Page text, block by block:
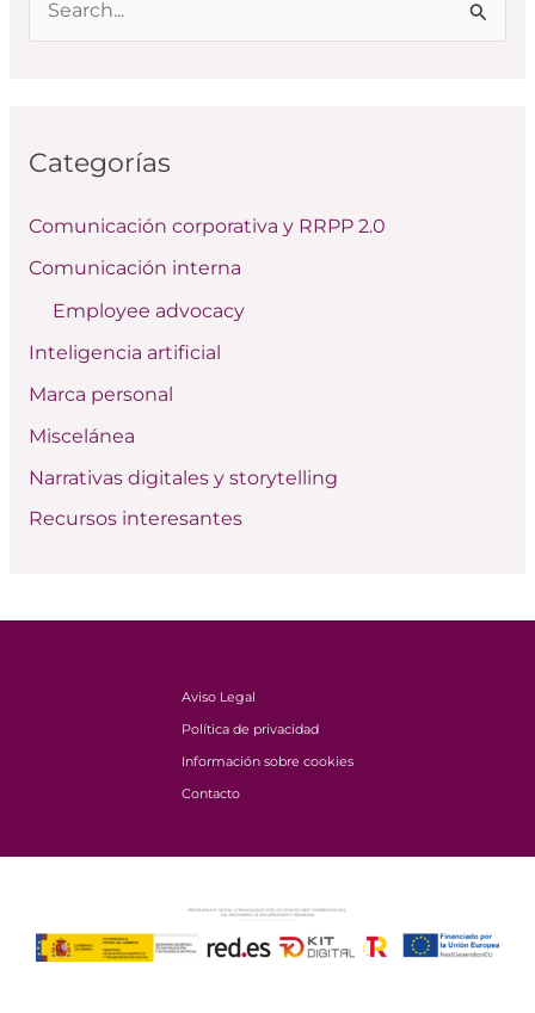
a
p
o
:
Categorías
Comunicación corporativa y RRPP 2.0
Comunicación interna
Employee advocacy
Inteligencia artificial
Marca personal
Miscelánea
Narrativas digitales y storytelling
Recursos interesantes
Aviso Legal
Política de privacidad
Información sobre cookies
Contacto